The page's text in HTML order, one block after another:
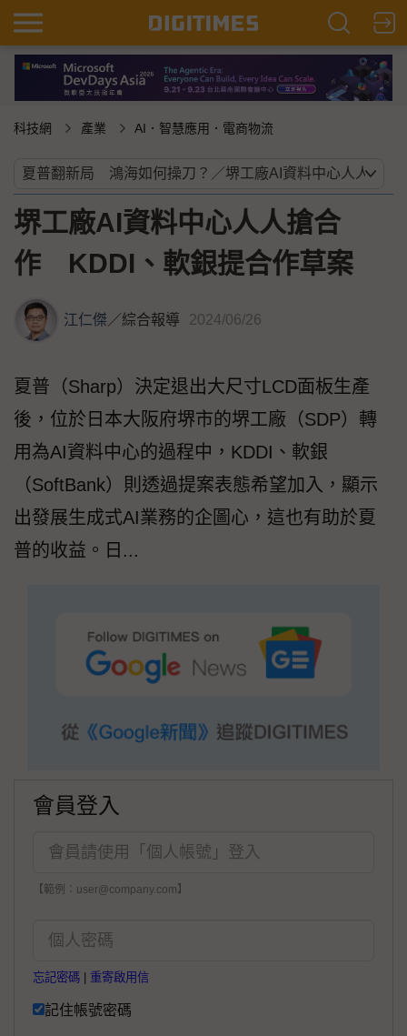
科技網 產業 AI．智慧應用．電商物流
堺工廠AI資料中心人人搶合
作 KDDI、軟銀提合作草案
江仁傑／綜合報導 2024/06/26
夏普（Sharp）決定退出大尺寸LCD面板生產
後，位於日本大阪府堺市的堺工廠（SDP）轉
用為AI資料中心的過程中，KDDI、軟銀
（SoftBank）則透過提案表態希望加入，顯示
出發展生成式AI業務的企圖心，這也有助於夏
普的收益。日...
會員登入
【範例：user@company.com】
忘記密碼 重寄啟用信
記住帳號密碼